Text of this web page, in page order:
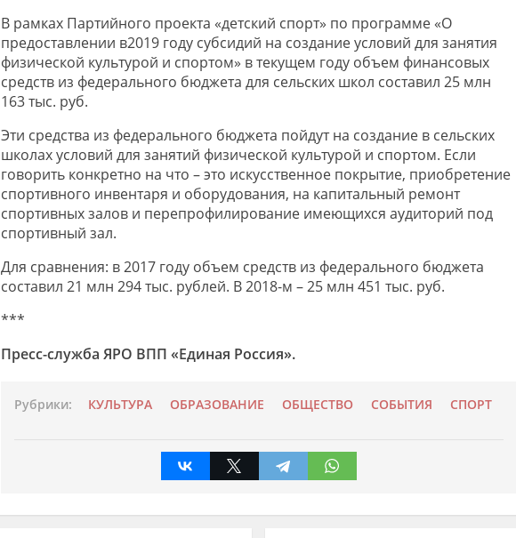
В рамках Партийного проекта «детский спорт» по программе «О
предоставлении в2019 году субсидий на создание условий для занятия
физической культурой и спортом» в текущем году объем финансовых
средств из федерального бюджета для сельских школ составил 25 млн
163 тыс. руб.
Эти средства из федерального бюджета пойдут на создание в сельских
школах условий для занятий физической культурой и спортом. Если
говорить конкретно на что – это искусственное покрытие, приобретение
спортивного инвентаря и оборудования, на капитальный ремонт
спортивных залов и перепрофилирование имеющихся аудиторий под
спортивный зал.
Для сравнения: в 2017 году объем средств из федерального бюджета
составил 21 млн 294 тыс. рублей. В 2018-м – 25 млн 451 тыс. руб.
***
Пресс-служба ЯРО ВПП «Единая Россия».
Рубрики: КУЛЬТУРА ОБРАЗОВАНИЕ ОБЩЕСТВО СОБЫТИЯ СПОРТ